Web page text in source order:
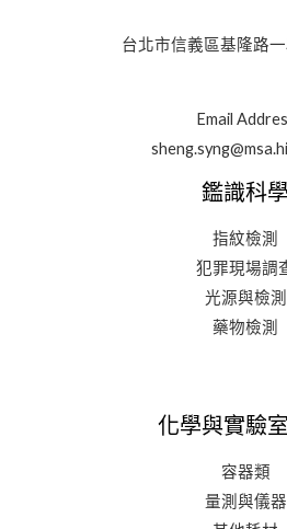
台北市信義區基隆路
Email
鑑識科學
指紋檢測
犯罪現場調
光源與檢測
藥物檢測
化學與實驗
容器類
量測與儀器